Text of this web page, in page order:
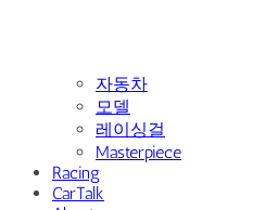
자동차
모델
레이싱걸
Masterpiece
Racing
CarTalk